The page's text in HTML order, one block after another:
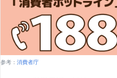
参考： 消費者庁